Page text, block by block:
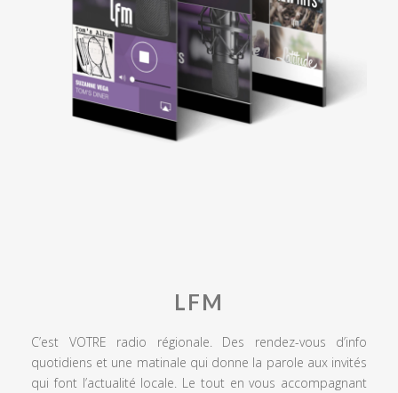
LFM
C’est VOTRE radio régionale. Des rendez-vous d’info
quotidiens et une matinale qui donne la parole aux invités
qui font l’actualité locale. Le tout en vous accompagnant